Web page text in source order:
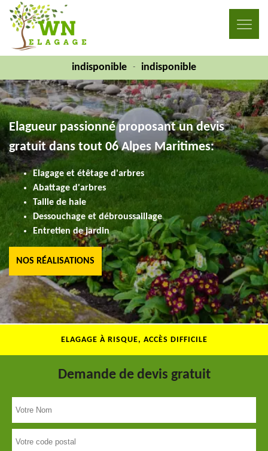
indisponible - indisponible
Elagueur passionné proposant un devis
gratuit dans tout 06 Alpes Maritimes:
Elagage et étêtage d'arbres
Abattage d'arbres
Taille de haie
Dessouchage et débroussaillage
Entretien de jardin
NOS RÉALISATIONS
ELAGAGE À RISQUE, ACCÈS DIFFICILE
Demande de devis gratuit